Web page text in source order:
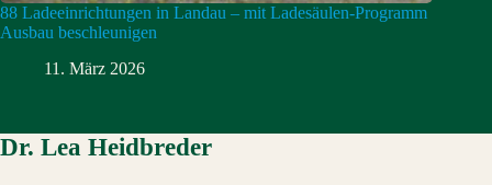
88 Ladeeinrichtungen in Landau – mit Ladesäulen-Programm
Ausbau beschleunigen
11. März 2026
Dr. Lea Heidbreder